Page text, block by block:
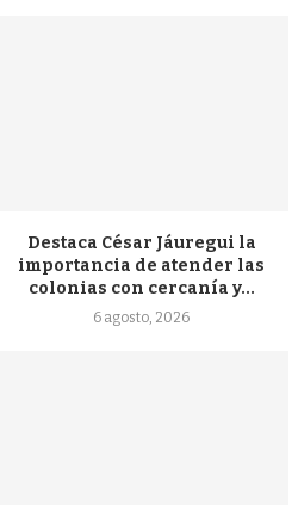
Destaca César Jáuregui la
importancia de atender las
colonias con cercanía y...
6 agosto, 2026